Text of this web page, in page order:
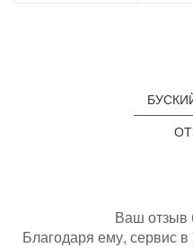
Ваш отзыв
Благодаря ему, сервис